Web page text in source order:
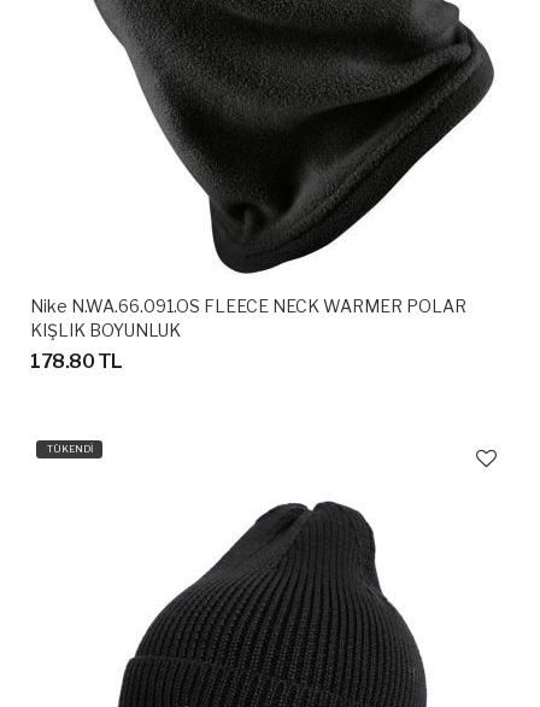
Nike N.WA.66.091.OS FLEECE NECK WARMER POLAR
KIŞLIK BOYUNLUK
178.80 TL
TÜKENDİ